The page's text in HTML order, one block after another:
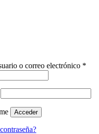
o correo electrónico *
Acceder